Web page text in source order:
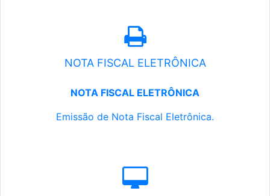
NOTA FISCAL ELETRÔNICA
NOTA FISCAL ELETRÔNICA
Emissão de Nota Fiscal Eletrônica.